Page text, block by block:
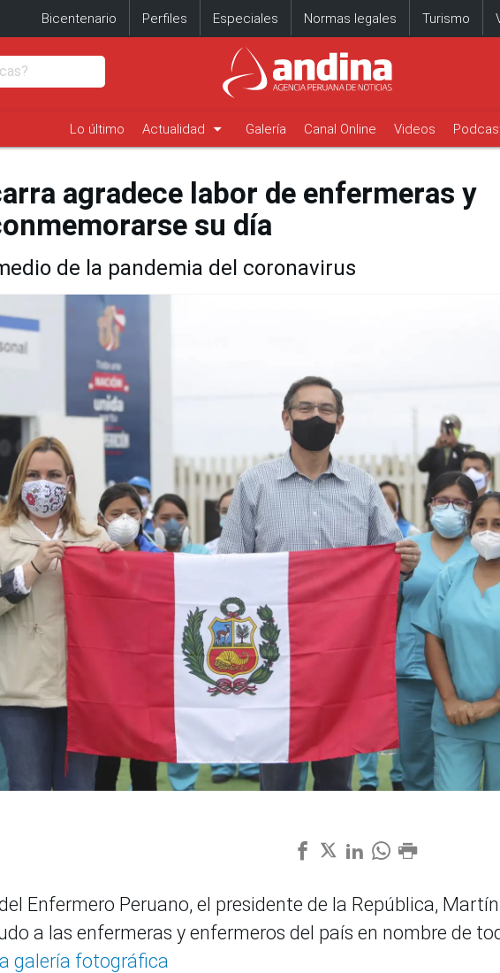
Bicentenario Perfiles Especiales Normas legales Turismo
Lo último Actualidad arrow_drop_down Galería Canal Online Videos
agradece labor de enfermeras y
su día
de la pandemia del coronavirus
Enfermero Peruano, el presidente de la República, Martín
a las enfermeras y enfermeros del país en nombre de
galería fotográfica